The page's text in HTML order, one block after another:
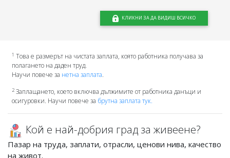
КЛИКНИ ЗА ДА ВИДИШ ВСИЧКО
1 Това е размерът на чистата заплата, която работника получава за
полагането на даден труд.
Научи повече за нетна заплата.
2Заплащането, което включва дължимите от работника данъци и
осигуровки. Научи повече за брутна заплата тук.
Кой е най-добрия град за живеене?
Пазар на труда, заплати, отрасли, ценови нива, качество
на живот.